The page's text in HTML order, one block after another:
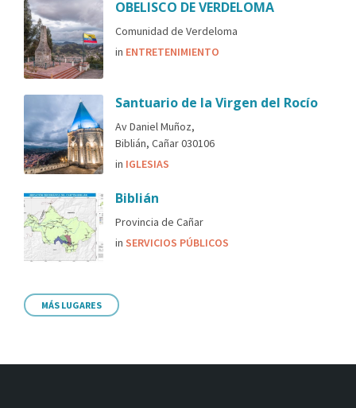
OBELISCO DE VERDELOMA
Comunidad de Verdeloma
in ENTRETENIMIENTO
Santuario de la Virgen del Rocío
Av Daniel Muñoz,
Biblián, Cañar 030106
in IGLESIAS
Biblián
Provincia de Cañar
in SERVICIOS PÚBLICOS
MÁS LUGARES